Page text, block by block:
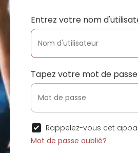
Entrez votre nom
Tapez votre mot de passe
Rappelez-vous cet
Mot de passe oublié?